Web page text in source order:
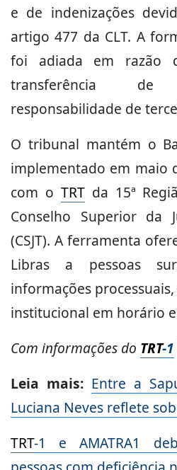
e de indenizações
artigo 477 da CLT. A
foi adiada em razão
transferência
responsabilidade de
O tribunal mantém o
implementado em maio
com o TRTda 15ª
Conselho Superior da
(CSJT). A ferramenta
Libras a pessoas
informações
institucional em horário
Com informações do TRT-1
Leia mais: Entre a
Luciana Neves reflete
TRT-1 e AMATRA1